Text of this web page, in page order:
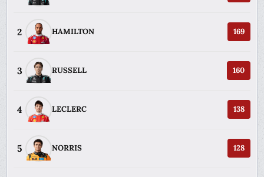
2 HAMILTON 169
3 RUSSELL 160
4 LECLERC 138
5 NORRIS 128